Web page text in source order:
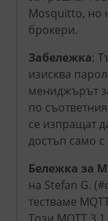
Mosquitto, но
брокери.
Забележка:
изисква
мениджърът
по
се изпращат
достъп само
Бележка за
на Stefan G.
тестваме